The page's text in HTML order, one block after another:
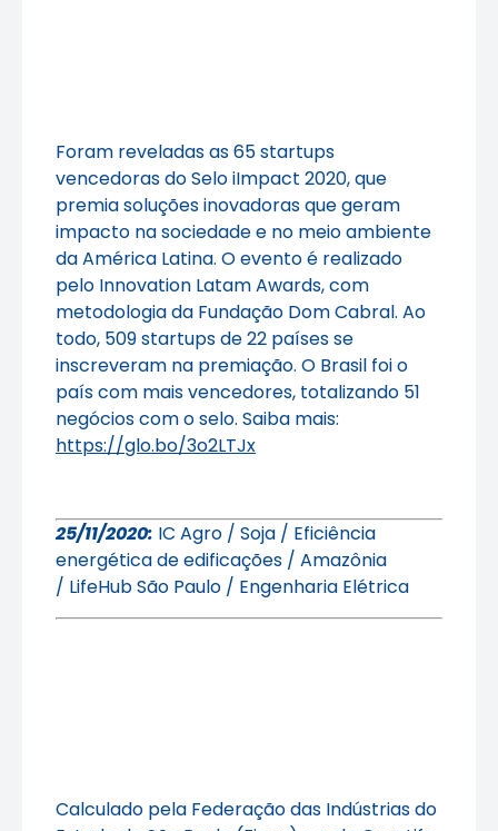
Foram reveladas as 65 startups
vencedoras do Selo iImpact 2020, que
premia soluções inovadoras que geram
impacto na sociedade e no meio ambiente
da América Latina. O evento é realizado
pelo Innovation Latam Awards, com
metodologia da Fundação Dom Cabral. Ao
todo, 509 startups de 22 países se
inscreveram na premiação. O Brasil foi o
país com mais vencedores, totalizando 51
negócios com o selo. Saiba mais:
https://glo.bo/3o2LTJx
25/11/2020: IC Agro / Soja / Eficiência
energética de edificações / Amazônia
/ LifeHub São Paulo / Engenharia Elétrica
Calculado pela Federação das Indústrias do